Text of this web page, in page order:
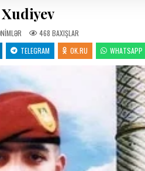
468 BAXIŞLAR
TELEGRAM OK.RU WHATSAPP